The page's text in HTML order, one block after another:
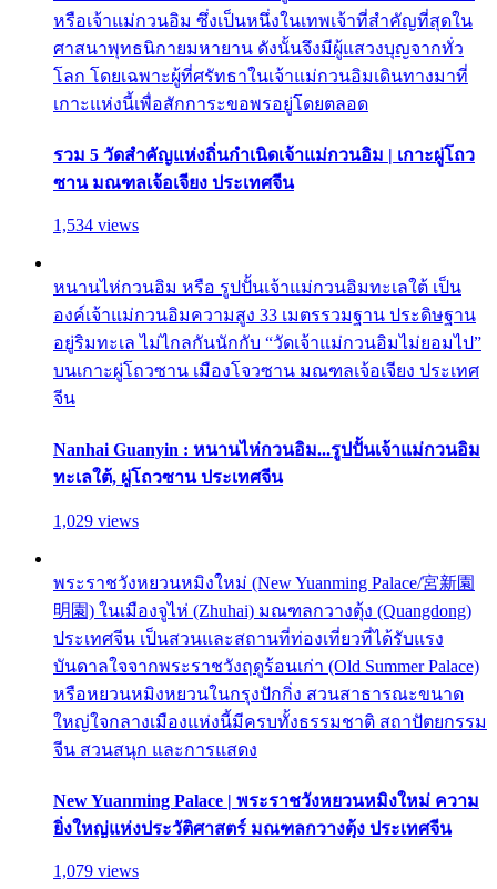
หรือเจ้าแม่กวนอิม ซึ่งเป็นหนึ่งในเทพเจ้าที่สำคัญที่สุดใน
ศาสนาพุทธนิกายมหายาน ดังนั้นจึงมีผู้แสวงบุญจากทั่ว
โลก โดยเฉพาะผู้ที่ศรัทธาในเจ้าแม่กวนอิมเดินทางมาที่
เกาะแห่งนี้เพื่อสักการะขอพรอยู่โดยตลอด
รวม 5 วัดสำคัญแห่งถิ่นกำเนิดเจ้าแม่กวนอิม | เกาะผู่โถว
ซาน มณฑลเจ้อเจียง ประเทศจีน
1,534 views
หนานไห่กวนอิม หรือ รูปปั้นเจ้าแม่กวนอิมทะเลใต้ เป็น
องค์เจ้าแม่กวนอิมความสูง 33 เมตรรวมฐาน ประดิษฐาน
อยู่ริมทะเล ไม่ไกลกันนักกับ “วัดเจ้าแม่กวนอิมไม่ยอมไป”
บนเกาะผู่โถวซาน เมืองโจวซาน มณฑลเจ้อเจียง ประเทศ
จีน
Nanhai Guanyin : หนานไห่กวนอิม...รูปปั้นเจ้าแม่กวนอิม
ทะเลใต้, ผู่โถวซาน ประเทศจีน
1,029 views
พระราชวังหยวนหมิงใหม่ (New Yuanming Palace/宮新園
明園) ในเมืองจูไห่ (Zhuhai) มณฑลกวางตุ้ง (Quangdong)
ประเทศจีน เป็นสวนและสถานที่ท่องเที่ยวที่ได้รับแรง
บันดาลใจจากพระราชวังฤดูร้อนเก่า (Old Summer Palace)
หรือหยวนหมิงหยวนในกรุงปักกิ่ง สวนสาธารณะขนาด
ใหญ่ใจกลางเมืองแห่งนี้มีครบทั้งธรรมชาติ สถาปัตยกรรม
จีน สวนสนุก และการแสดง
New Yuanming Palace | พระราชวังหยวนหมิงใหม่ ความ
ยิ่งใหญ่แห่งประวัติศาสตร์ มณฑลกวางตุ้ง ประเทศจีน
1,079 views